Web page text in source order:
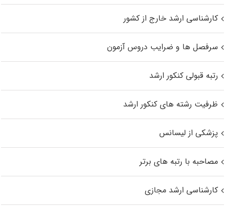
کارشناسی ارشد خارج از کشور
سرفصل ها و ضرایب دروس آزمون
رتبه قبولی کنکور ارشد
ظرفیت رشته های کنکور ارشد
پزشکی از لیسانس
مصاحبه با رتبه های برتر
کارشناسی ارشد مجازی